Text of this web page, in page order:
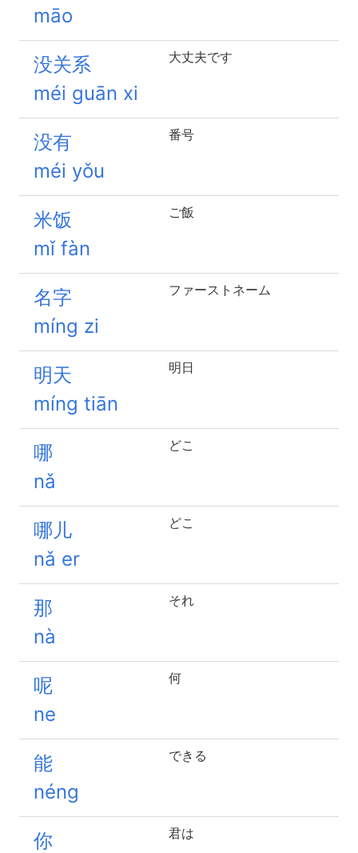
māo
没关系
méi guān xi
大丈夫です
没有
méi yǒu
番号
米饭
mǐ fàn
ご飯
名字
míng zi
ファーストネーム
明天
míng tiān
明日
哪
nǎ
どこ
哪儿
nǎ er
どこ
那
nà
それ
呢
ne
何
能
néng
できる
你
君は